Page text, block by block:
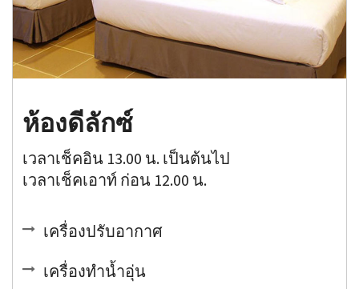
ห้องดีลักซ์
เวลาเช็คอิน 13.00 น. เป็นต้นไป
เวลาเช็คเอาท์ ก่อน 12.00 น.
เครื่องปรับอากาศ
เครื่องทำน้ำอุ่น